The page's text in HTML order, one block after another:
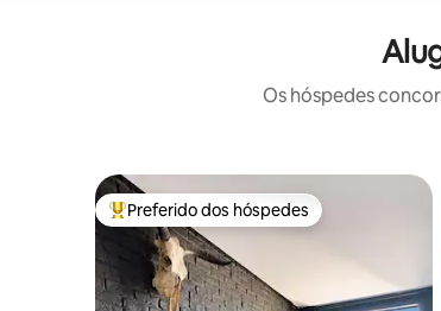
Os hóspedes
Entre os melhores preferidos dos hóspedes
Preferido dos hóspedes